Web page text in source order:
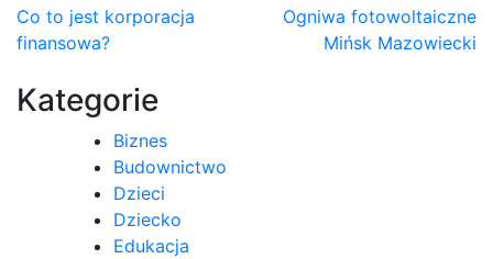
Nawigacja
wpisu
Co to jest korporacja
finansowa?
Ogniwa fotowoltaiczne
Mińsk Mazowiecki
Kategorie
Biznes
Budownictwo
Dzieci
Dziecko
Edukacja